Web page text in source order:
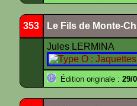
353 Le Fils de Monte-
Jules LERMINA
Édition originale : 29/